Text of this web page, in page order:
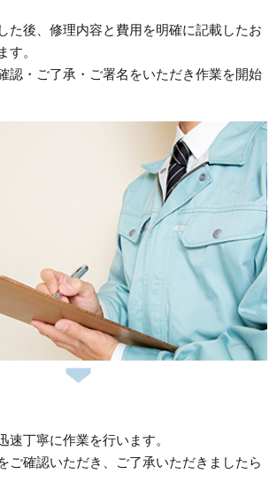
た後、修理内容と費用を明確に記載したお
す。
認・ご了承・ご署名をいただき作業を開始
速丁寧に作業を行います。
ご確認いただき、ご了承いただきましたら